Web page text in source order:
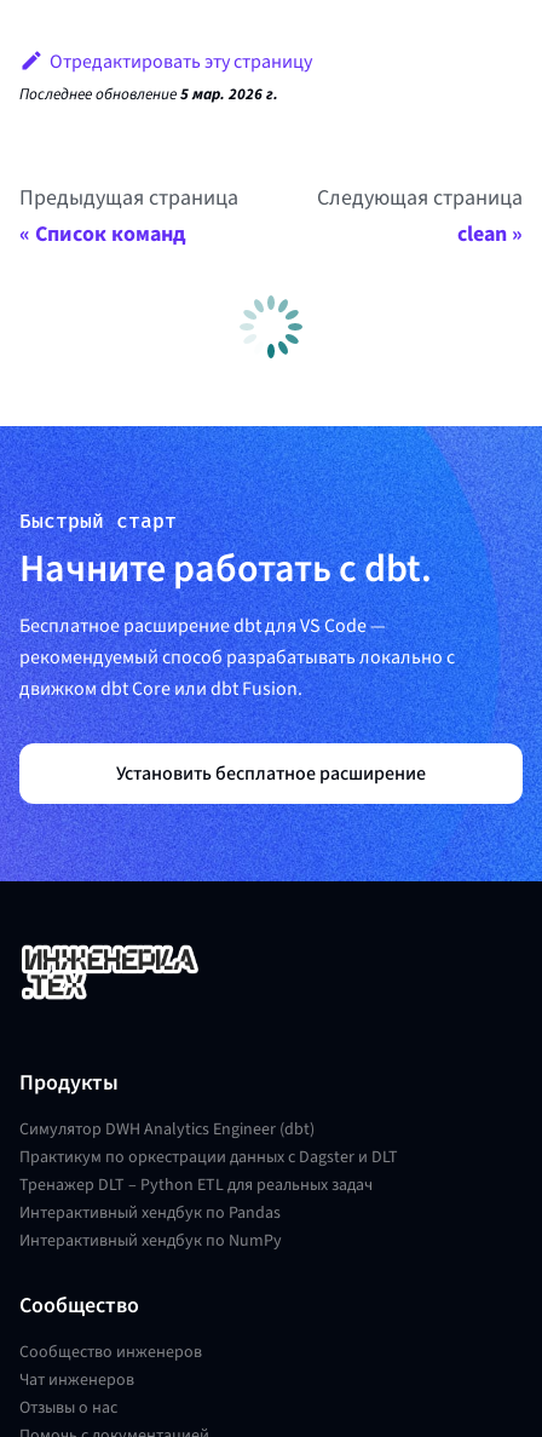
Отредактировать эту страницу
Последнее обновление5 мар. 2026 г.
Предыдущая страница
Список команд
Следующая страница
clean
Быстрый старт
Начните работать с dbt.
Бесплатное расширение dbt для VS Code —
рекомендуемый способ разрабатывать локально с
движком dbt Core или dbt Fusion.
Установить бесплатное расширение
Продукты
Симулятор DWH Analytics Engineer (dbt)
Практикум по оркестрации данных с Dagster и DLT
Тренажер DLT – Python ETL для реальных задач
Интерактивный хендбук по Pandas
Интерактивный хендбук по NumPy
Сообщество
Сообщество инженеров
Чат инженеров
Отзывы о нас